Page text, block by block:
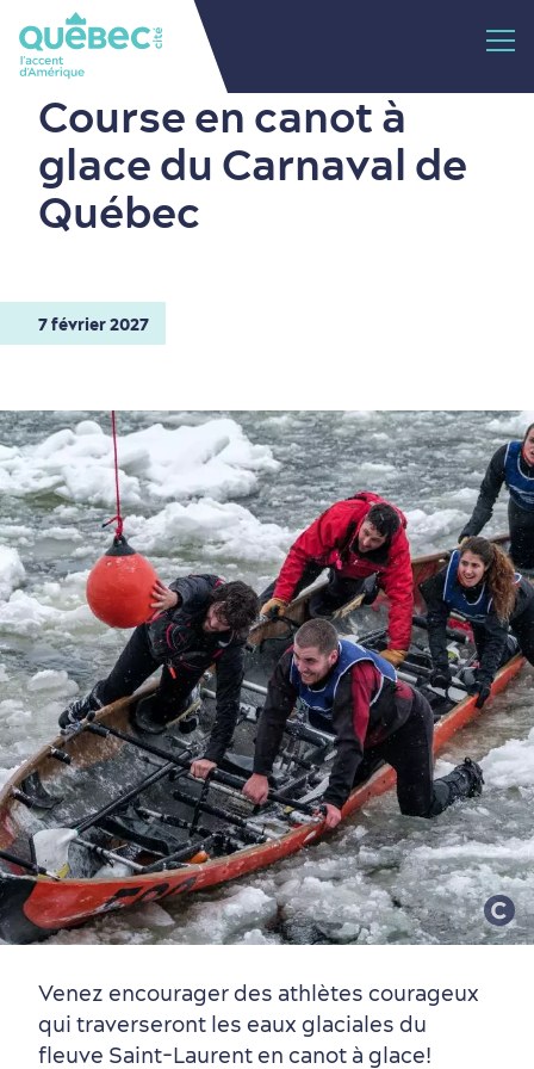
Vieux-Québec
Quartiers centraux
Incontournables
Quoi faire en août
7 expériences gourmandes
Produits locaux
Où dormir?
Vieux-Québec
Forfaits et rabais
Itinéraires
Course en canot à
glace du Carnaval de
Québec
7 février 2027
Venez encourager des athlètes courageux
qui traverseront les eaux glaciales du
fleuve Saint-Laurent en canot à glace!